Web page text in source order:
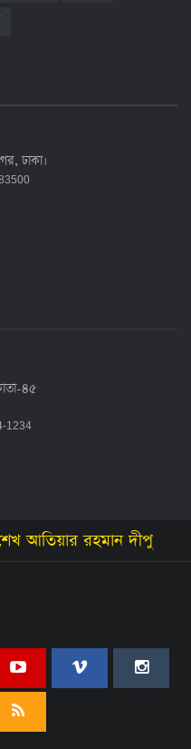
ঢাকা।
৪৫
1234
আতিয়ার রহমান দীপু